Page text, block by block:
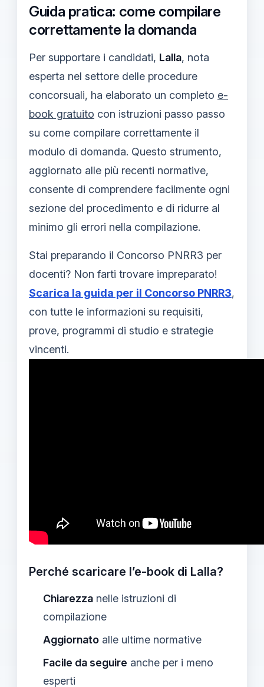
Guida pratica: come compilare
correttamente la domanda
Per supportare i candidati, Lalla, nota
esperta nel settore delle procedure
concorsuali, ha elaborato un completo e-
book gratuito con istruzioni passo passo
su come compilare correttamente il
modulo di domanda. Questo strumento,
aggiornato alle più recenti normative,
consente di comprendere facilmente ogni
sezione del procedimento e di ridurre al
minimo gli errori nella compilazione.
Stai preparando il Concorso PNRR3 per
docenti? Non farti trovare impreparato!
Scarica la guida per il Concorso PNRR3,
con tutte le informazioni su requisiti,
prove, programmi di studio e strategie
vincenti.
Perché scaricare l’e-book di Lalla?
Chiarezza nelle istruzioni di
compilazione
Aggiornato alle ultime normative
Facile da seguire anche per i meno
esperti